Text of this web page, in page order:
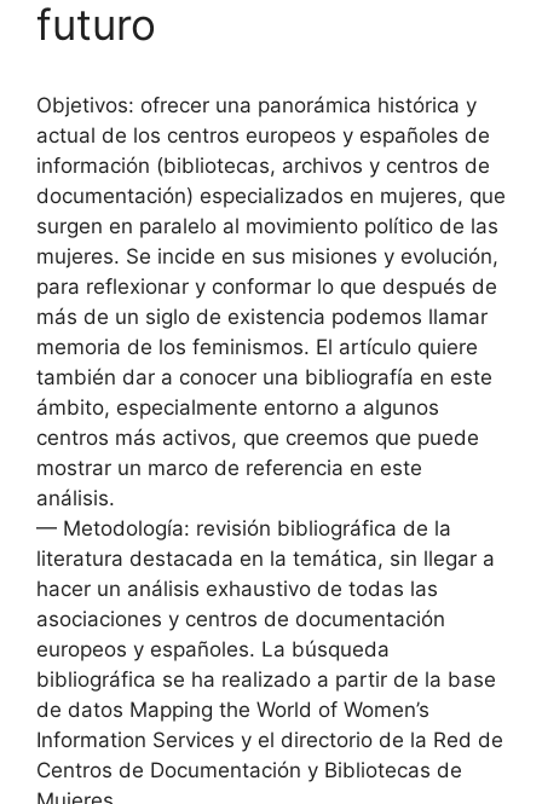
futuro
Objetivos: ofrecer una panorámica histórica y
actual de los centros europeos y españoles de
información (bibliotecas, archivos y centros de
documentación) especializados en mujeres, que
surgen en paralelo al movimiento político de las
mujeres. Se incide en sus misiones y evolución,
para reflexionar y conformar lo que después de
más de un siglo de existencia podemos llamar
memoria de los feminismos. El artículo quiere
también dar a conocer una bibliografía en este
ámbito, especialmente entorno a algunos
centros más activos, que creemos que puede
mostrar un marco de referencia en este
análisis.
— Metodología: revisión bibliográfica de la
literatura destacada en la temática, sin llegar a
hacer un análisis exhaustivo de todas las
asociaciones y centros de documentación
europeos y españoles. La búsqueda
bibliográfica se ha realizado a partir de la base
de datos Mapping the World of Women’s
Information Services y el directorio de la Red de
Centros de Documentación y Bibliotecas de